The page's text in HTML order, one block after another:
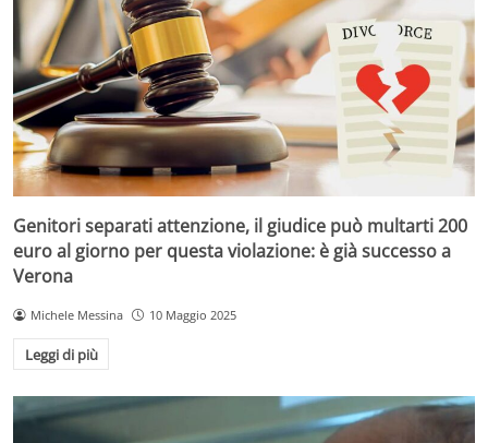
Genitori separati attenzione, il giudice può multarti 200
euro al giorno per questa violazione: è già successo a
Verona
Michele Messina 10 Maggio 2025
Leggi di più